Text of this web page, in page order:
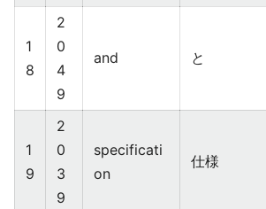
1
8
2
0
4
9
and と
1
9
2
0
3
9
specificati
on
仕様